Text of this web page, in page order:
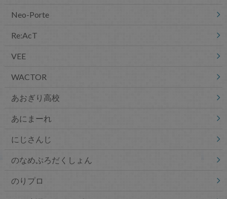
Neo-Porte
Re:AcT
VEE
WACTOR
あおぎり高校
あにまーれ
にじさんじ
のなめぷろだくしょん
のりプロ